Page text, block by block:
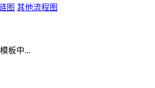
图 其他流程图
板中...